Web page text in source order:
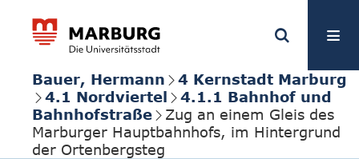
Bauer, Hermann
4 Kernstadt Marburg
4.1 Nordviertel
4.1.1 Bahnhof und
Bahnhofstraße
Zug an einem Gleis des
Marburger Hauptbahnhofs, im Hintergrund
der Ortenbergsteg